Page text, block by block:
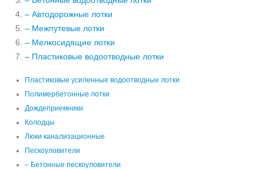
– Автодорожные лотки
– Межпутевые лотки
– Мелкосидящие лотки
– Пластиковые водоотводные лотки
Пластиковые усиленные водоотводные лотки
Полимербетонные лотки
Дождеприемники
Колодцы
Люки канализационные
Пескоуловители
– Бетонные пескоуловители